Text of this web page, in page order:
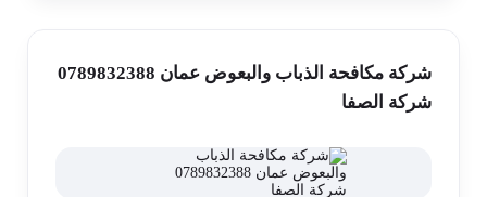
شركة مكافحة الذباب والبعوض عمان 0789832388
شركة الصفا